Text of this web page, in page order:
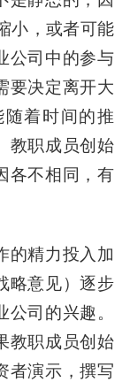
小，或者可能
公司中的参与
要决定离开大
着时间的推
教职成员创始
各不相同，有
的精力投入加
略意见）逐步
司的兴趣。
教职成员创始
者演示，撰写